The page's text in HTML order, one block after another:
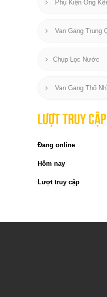
Phụ Kiện Ống
Van Gang Trung
Chụp Lọc Nước
Van Gang Thổ
Lượt truy cập
Đang online
Hôm nay
Lượt truy cập